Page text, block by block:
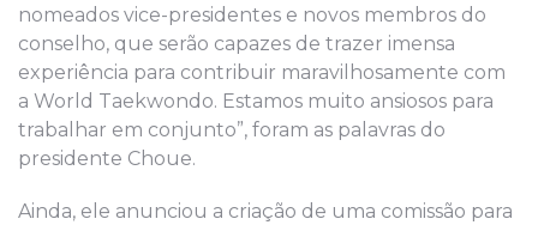
nomeados vice-presidentes e novos membros do
conselho, que serão capazes de trazer imensa
experiência para contribuir maravilhosamente com
a World Taekwondo. Estamos muito ansiosos para
trabalhar em conjunto”, foram as palavras do
presidente Choue.
Ainda, ele anunciou a criação de uma comissão para